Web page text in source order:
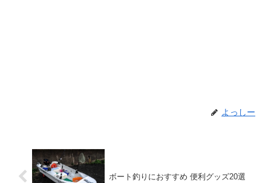
よっしー
ボート釣りにおすすめ 便利グッズ20選